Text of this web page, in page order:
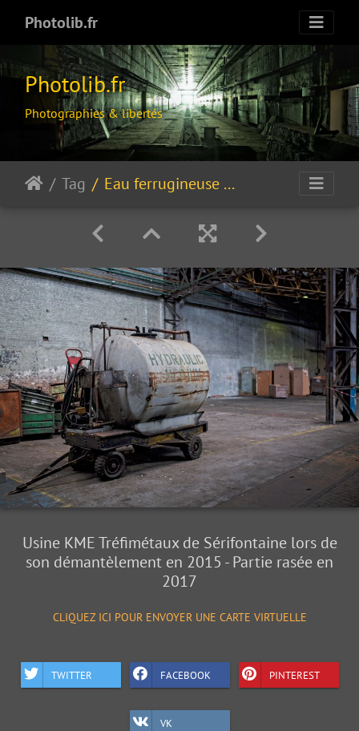
Photolib.fr
Photolib.fr
Photographies & libertés
Tag Eau ferrugineuse disposal
Usine KME Tréfimétaux de Sérifontaine lors de
son démantèlement en 2015 - Partie rasée en
2017
CLIQUEZ ICI POUR ENVOYER UNE CARTE VIRTUELLE
TWITTER FACEBOOK PINTEREST
VK